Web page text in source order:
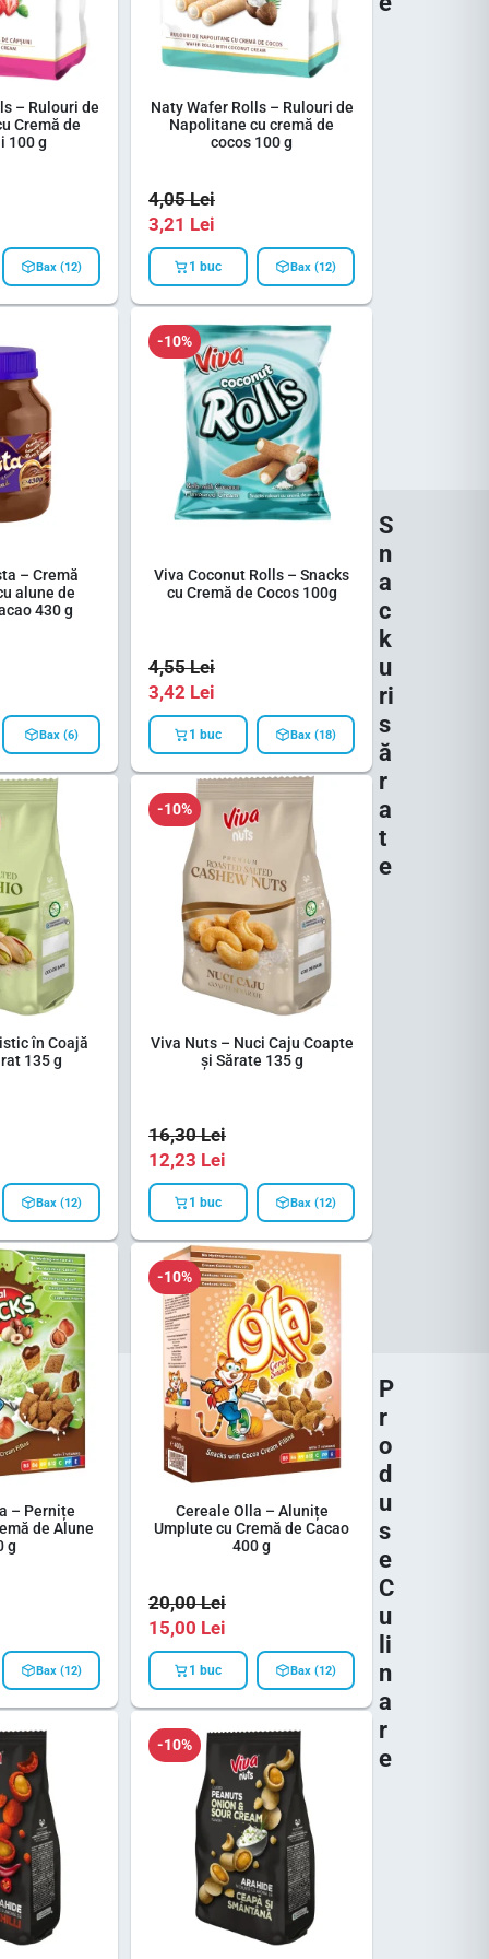
– Rulouri de
Cremă de
100 g
Bax (12)
Naty Wafer Rolls – Rulouri de
Napolitane cu cremă de
cocos 100 g
4,05Lei
3,21 Lei
1 buc Bax (12)
– Cremă
alune de
430 g
Bax (6)
-10%
Viva Coconut Rolls – Snacks
cu Cremă de Cocos 100g
4,55Lei
3,42 Lei
1 buc Bax (18)
în Coajă
135 g
Bax (12)
-10%
Viva Nuts – Nuci Caju Coapte
și Sărate 135 g
16,30Lei
12,23 Lei
1 buc Bax (12)
– Pernițe
de Alune
g
Bax (12)
-10%
Cereale Olla – Alunițe
Umplute cu Cremă de Cacao
400 g
20,00Lei
15,00 Lei
1 buc Bax (12)
-10%
S
n
a
c
k
u
ri
s
ă
r
a
t
e
P
r
o
d
u
s
e
C
u
li
n
a
r
e